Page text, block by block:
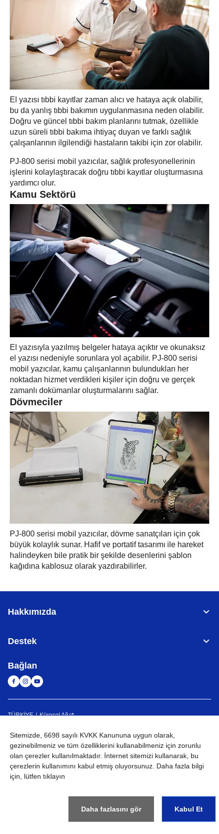
El yazısı tıbbi kayıtlar zaman alıcı ve hataya açık olabilir,
bu da yanlış tıbbi bakımın uygulanmasına neden olabilir.
Doğru ve güncel tıbbi bakım planlarını tutmak, özellikle
uzun süreli tıbbi bakıma ihtiyaç duyan ve farklı sağlık
çalışanlarının ilgilendiği hastaların takibi için zor olabilir.
PJ-800 serisi mobil yazıcılar, sağlık profesyonellerinin
işlerini kolaylaştıracak doğru tıbbi kayıtlar oluşturmasına
yardımcı olur.
Kamu Sektörü
El yazısıyla yazılmış belgeler hataya açıktır ve okunaksız
el yazısı nedeniyle sorunlara yol açabilir. PJ-800 serisi
mobil yazıcılar, kamu çalışanlarının bulundukları her
noktadan hizmet verdikleri kişiler için doğru ve gerçek
zamanlı dokümanlar oluşturmalarını sağlar.
Dövmeciler
PJ-800 serisi mobil yazıcılar, dövme sanatçıları için çok
büyük kolaylık sunar. Hafif ve portatif tasarımı ile hareket
halindeyken bile pratik bir şekilde desenlerini şablon
kağıdına kablosuz olarak yazdırabilirler.
Hakkımızda
Destek
Bağlan
TÜRKİYE Küresel Ağ
KVKK Kullanım Koşulları Site haritası Küresel Siteye Git
©2026BROTHER INTERNATIONAL (GULF) FZE Tüm Hakları
Saklıdır
Sitemizde, 6698 sayılı KVKK Kanununa uygun olarak,
gezinebilmeniz ve tüm özelliklerini kullanabilmeniz için zorunlu
olan çerezler kullanılmaktadır. İnternet sitemizi kullanarak, bu
çerezlerin kullanımını kabul etmiş oluyorsunuz. Daha fazla bilgi
için, lütfen tıklayın
Daha fazlasını gör Kabul Et